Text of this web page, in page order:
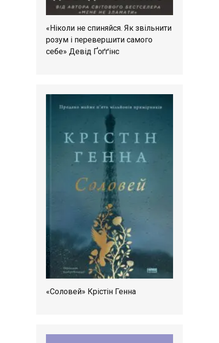
«Ніколи не спиняйся. Як звільнити
розум і перевершити самого
себе» Девід Ґоґґінс
«Соловей» Крістін Генна